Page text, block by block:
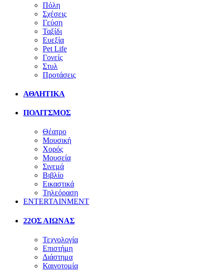
Πόλη
Σχέσεις
Γεύση
Ταξίδι
Ευεξία
Pet Life
Γονείς
Στυλ
Προτάσεις
ΑΘΛΗΤΙΚΑ
ΠΟΛΙΤΣΜΟΣ
Θέατρο
Μουσική
Χορός
Μουσεία
Σινεμά
Βιβλίο
Εικαστικά
Τηλεόραση
ENTERTAINMENT
22ΟΣ ΑΙΩΝΑΣ
Τεχνολογία
Επιστήμη
Διάστημα
Καινοτομία